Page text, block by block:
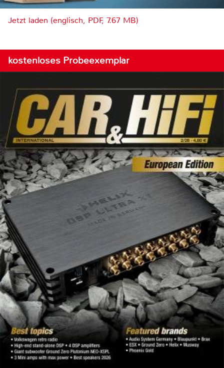
Jetzt laden (englisch, PDF, 7.67 MB)
kostenloses Probeexemplar